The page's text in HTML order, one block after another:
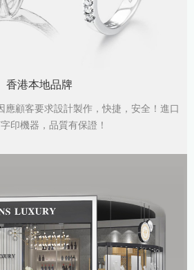
香港本地品牌
應顧客要求設計製作，快捷，安全！進口
印機器，品質有保證！